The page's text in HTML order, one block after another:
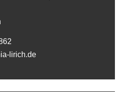
lirich.de